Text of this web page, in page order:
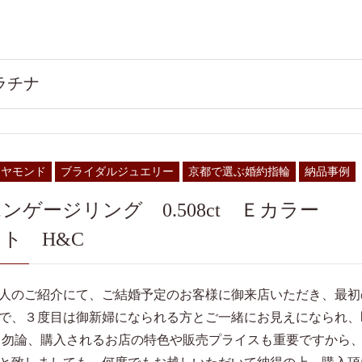
チナ
モンド ブライダルジュエリー 京都で選ぶ婚約指輪 納品事例
ンゲージリング 0.508ct Ｅカラー
ト H&C
のご紹介にて、ご結婚予定のお客様に御来店いただき、最
、３度目は御新婦になられる方とご一緒にお見えになられ
論、購入されるお店の特色や販売プライスも重要ですから